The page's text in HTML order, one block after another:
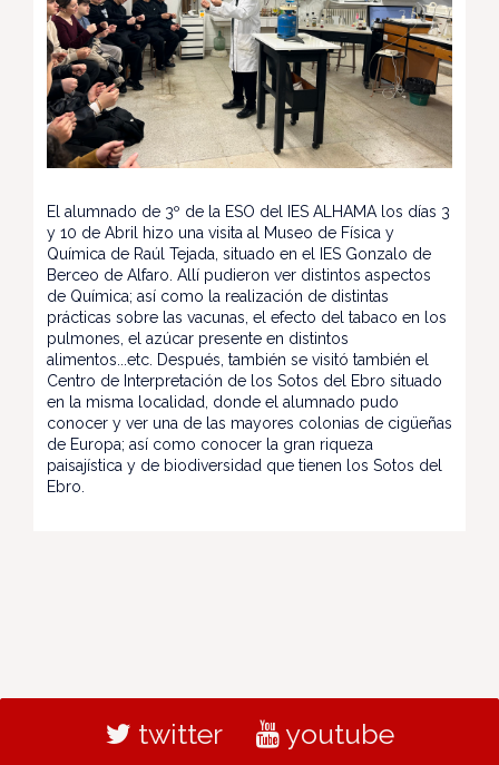
El alumnado de 3º de la ESO del IES ALHAMA los días 3
y 10 de Abril hizo una visita al Museo de Física y
Química de Raúl Tejada, situado en el IES Gonzalo de
Berceo de Alfaro. Allí pudieron ver distintos aspectos
de Química; así como la realización de distintas
prácticas sobre las vacunas, el efecto del tabaco en los
pulmones, el azúcar presente en distintos
alimentos...etc. Después, también se visitó también el
Centro de Interpretación de los Sotos del Ebro situado
en la misma localidad, donde el alumnado pudo
conocer y ver una de las mayores colonias de cigüeñas
de Europa; así como conocer la gran riqueza
paisajística y de biodiversidad que tienen los Sotos del
Ebro.
twitter youtube